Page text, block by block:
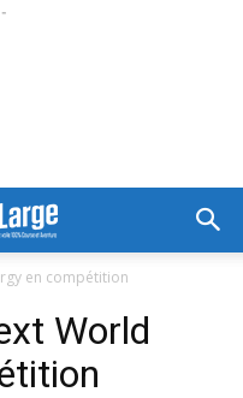
en compétition
World